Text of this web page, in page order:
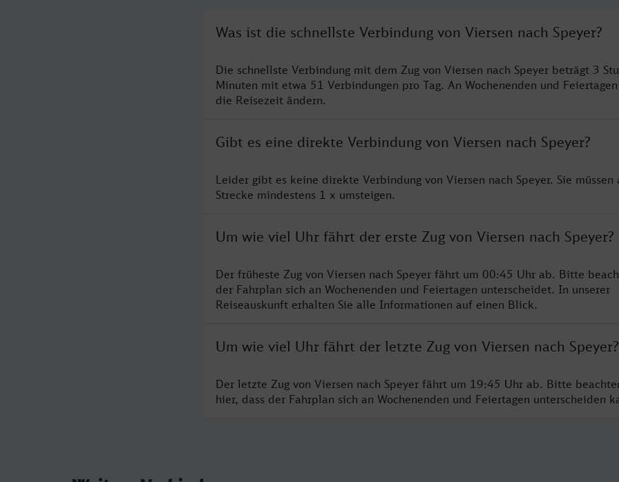
Was ist die schnellste Verbindung von Viersen nach Speyer?
Die schnellste Verbindung mit dem Zug von Viersen nach Speyer beträgt 3
Minuten mit etwa 51 Verbindungen pro Tag. An Wochenenden und
die Reisezeit ändern.
Gibt es eine direkte Verbindung von Viersen nach Speyer?
Leider gibt es keine direkte Verbindung von Viersen nach Speyer. Sie müssen
Strecke mindestens 1 x umsteigen.
Um wie viel Uhr fährt der erste Zug von Viersen nach Speyer?
Der früheste Zug von Viersen nach Speyer fährt um 00:45 Uhr ab. Bitte
der Fahrplan sich an Wochenenden und Feiertagen unterscheidet. In unserer
Reiseauskunft erhalten Sie alle Informationen auf einen Blick.
Um wie viel Uhr fährt der letzte Zug von Viersen nach Speyer?
Der letzte Zug von Viersen nach Speyer fährt um 19:45 Uhr ab. Bitte
hier, dass der Fahrplan sich an Wochenenden und Feiertagen unterscheiden